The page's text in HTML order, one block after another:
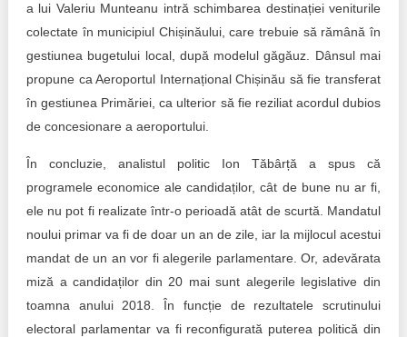
a lui Valeriu Munteanu intră schimbarea destinației veniturile
colectate în municipiul Chișinăului, care trebuie să rămână în
gestiunea bugetului local, după modelul găgăuz. Dânsul mai
propune ca Aeroportul Internațional Chișinău să fie transferat
în gestiunea Primăriei, ca ulterior să fie reziliat acordul dubios
de concesionare a aeroportului.
În concluzie, analistul politic Ion Tăbârță a spus că
programele economice ale candidaților, cât de bune nu ar fi,
ele nu pot fi realizate într-o perioadă atât de scurtă. Mandatul
noului primar va fi de doar un an de zile, iar la mijlocul acestui
mandat de un an vor fi alegerile parlamentare. Or, adevărata
miză a candidaților din 20 mai sunt alegerile legislative din
toamna anului 2018. În funcție de rezultatele scrutinului
electoral parlamentar va fi reconfigurată puterea politică din